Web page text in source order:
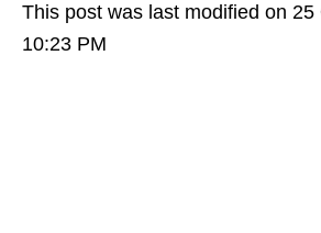
This post was last modified on 25
10:23 PM